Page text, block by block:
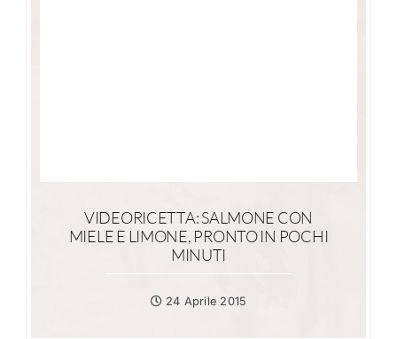
VIDEORICETTA: SALMONE CON
MIELE E LIMONE, PRONTO IN POCHI
MINUTI
24 Aprile 2015